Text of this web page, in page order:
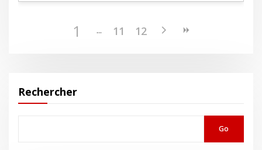
1 11 12
Rechercher
Go